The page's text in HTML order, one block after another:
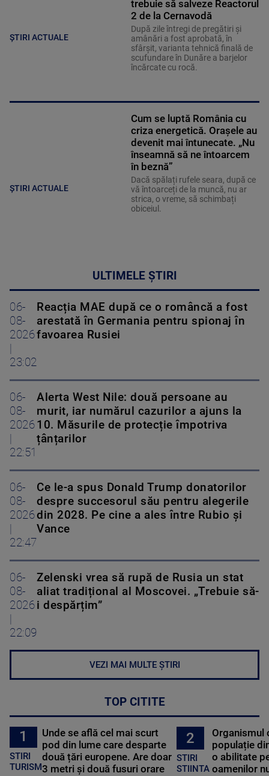
ȘTIRI ACTUALE
trebuie să salveze Reactorul
2 de la Cernavodă
După zile întregi de pregătiri și
amânări a fost aprobată, în
sfârșit, varianta tehnică finală de
scufundare în Dunăre a barjelor
încărcate cu rocă.
ȘTIRI ACTUALE
Cum se luptă România cu
criza energetică. Orașele au
devenit mai întunecate. „Nu
înseamnă să ne întoarcem
în beznă”
Dacă spălați rufele seara, după ce
vă întoarceți de la muncă, nu ar
strica, o vreme, să schimbați
obiceiul.
ULTIMELE ȘTIRI
06-
08-
2026
23:02
Reacția MAE după ce o româncă a fost
arestată în Germania pentru spionaj în
favoarea Rusiei
06-
08-
2026
22:51
Alerta West Nile: două persoane au
murit, iar numărul cazurilor a ajuns la
10. Măsurile de protecție împotriva
țânțarilor
06-
08-
2026
22:47
Ce le-a spus Donald Trump donatorilor
despre succesorul său pentru alegerile
din 2028. Pe cine a ales între Rubio și
Vance
06-
08-
2026
22:09
Zelenski vrea să rupă de Rusia un stat
aliat tradițional al Moscovei. „Trebuie să-
i despărțim”
VEZI MAI MULTE ȘTIRI
TOP CITITE
1
STIRI
TURISM
Unde se află cel mai scurt
pod din lume care desparte
două țări europene. Are doar
3 metri și două fusuri orare
2
STIRI
STIINTA
Organismul
populație
o abilitate
oamenilor